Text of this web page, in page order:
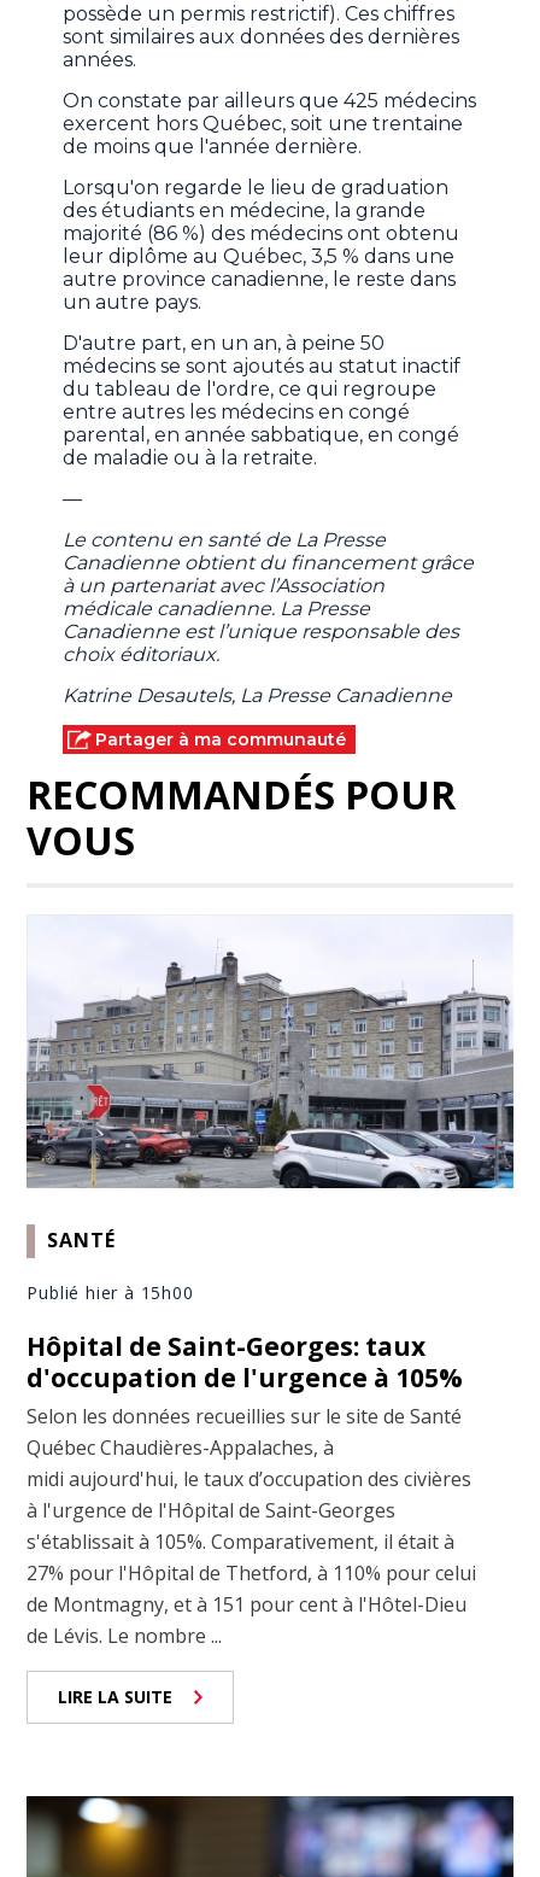
possède un permis restrictif). Ces chiffres
sont similaires aux données des dernières
années.
On constate par ailleurs que 425 médecins
exercent hors Québec, soit une trentaine
de moins que l'année dernière.
Lorsqu'on regarde le lieu de graduation
des étudiants en médecine, la grande
majorité (86 %) des médecins ont obtenu
leur diplôme au Québec, 3,5 % dans une
autre province canadienne, le reste dans
un autre pays.
D'autre part, en un an, à peine 50
médecins se sont ajoutés au statut inactif
du tableau de l'ordre, ce qui regroupe
entre autres les médecins en congé
parental, en année sabbatique, en congé
de maladie ou à la retraite.
—
Le contenu en santé de La Presse
Canadienne obtient du financement grâce
à un partenariat avec l’Association
médicale canadienne. La Presse
Canadienne est l’unique responsable des
choix éditoriaux.
Katrine Desautels, La Presse Canadienne
Partager à ma communauté
RECOMMANDÉS POUR
VOUS
SANTÉ
Publié hier à 15h00
Hôpital de Saint-Georges: taux
d'occupation de l'urgence à 105%
Selon les données recueillies sur le site de Santé
Québec Chaudières-Appalaches, à
midi aujourd'hui, le taux d’occupation des civières
à l'urgence de l'Hôpital de Saint-Georges
s'établissait à 105%. Comparativement, il était à
27% pour l'Hôpital de Thetford, à 110% pour celui
de Montmagny, et à 151 pour cent à l'Hôtel-Dieu
de Lévis. Le nombre ...
LIRE LA SUITE